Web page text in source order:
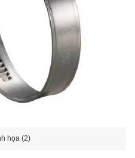
họa (2)